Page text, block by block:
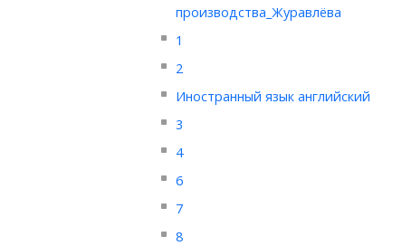
производства_Журавлёва
1
2
Иностранный язык английский
3
4
6
7
8